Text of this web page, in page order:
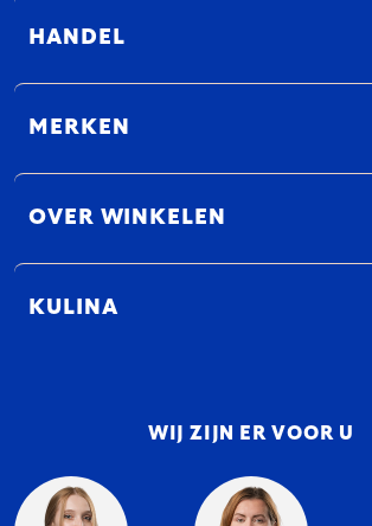
HANDEL
MERKEN
OVER WINKELEN
KULINA
WIJ ZIJN ER VOOR U